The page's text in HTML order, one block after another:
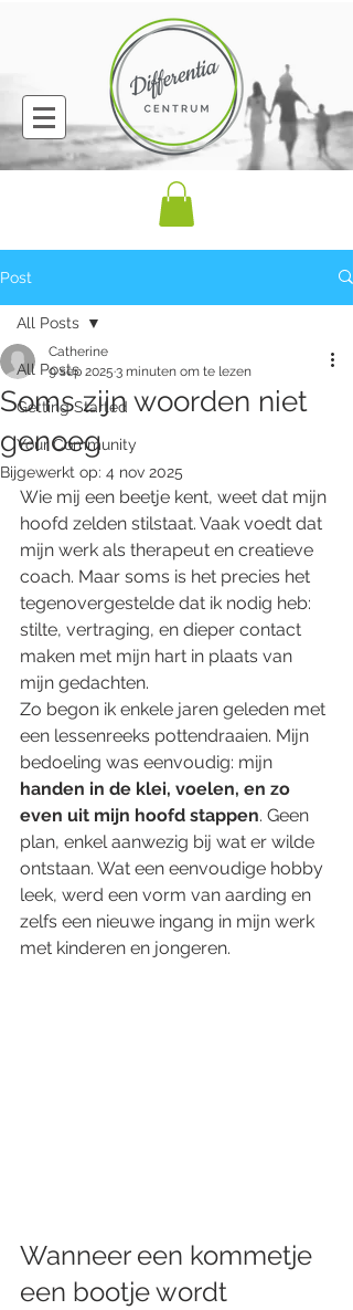
Post
All Posts
Getting Started
Your Community
All Posts
Soms zijn woorden niet
genoeg
Catherine
9 sep 2025 3 minuten om te lezen
Bijgewerkt op: 4 nov 2025
Wie mij een beetje kent, weet dat mijn
hoofd zelden stilstaat. Vaak voedt dat
mijn werk als therapeut en creatieve
coach. Maar soms is het precies het
tegenovergestelde dat ik nodig heb:
stilte, vertraging, en dieper contact
maken met mijn hart in plaats van
mijn gedachten.
Zo begon ik enkele jaren geleden met
een lessenreeks pottendraaien. Mijn
bedoeling was eenvoudig: mijn
handen in de klei, voelen, en zo
even uit mijn hoofd stappen. Geen
plan, enkel aanwezig bij wat er wilde
ontstaan. Wat een eenvoudige hobby
leek, werd een vorm van aarding en
zelfs een nieuwe ingang in mijn werk
met kinderen en jongeren.
Wanneer een kommetje
een bootje wordt